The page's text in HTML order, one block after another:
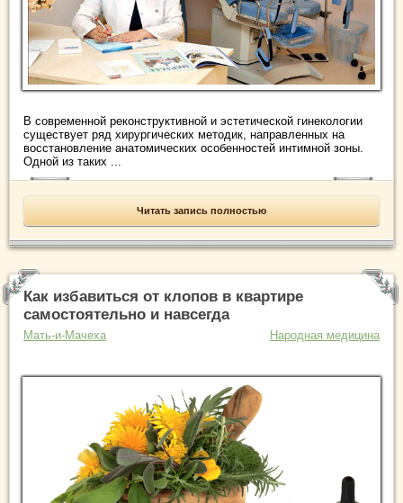
В современной реконструктивной и эстетической гинекологии
существует ряд хирургических методик, направленных на
восстановление анатомических особенностей интимной зоны.
Одной из таких ...
Читать запись полностью
Как избавиться от клопов в квартире
самостоятельно и навсегда
Мать-и-Мачеха Народная медицина